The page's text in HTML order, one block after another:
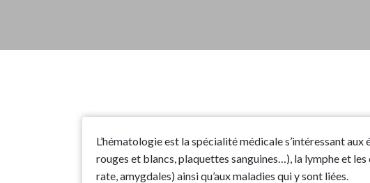
L’hématologie est la spécialité médicale s’intéressant
rouges et blancs, plaquettes sanguines…), la lymphe et
rate, amygdales) ainsi qu’aux maladies qui y sont liées.